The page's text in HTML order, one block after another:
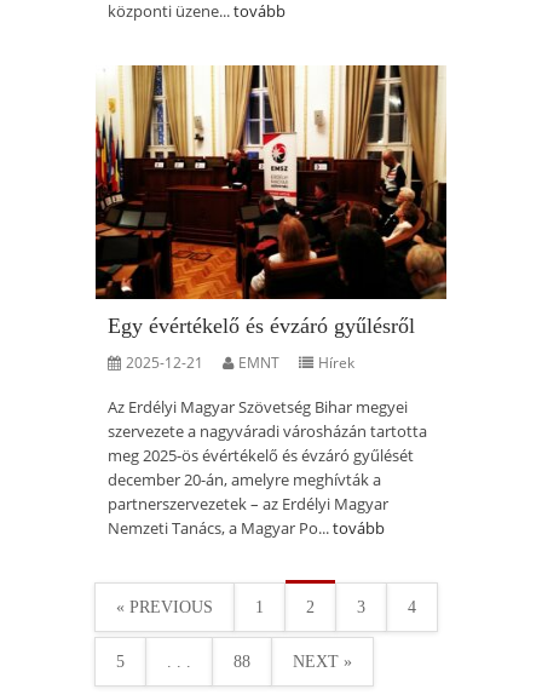
központi üzene...tovább
Egy évértékelő és évzáró gyűlésről
2025-12-21 EMNT Hírek
Az Erdélyi Magyar Szövetség Bihar megyei
szervezete a nagyváradi városházán tartotta
meg 2025-ös évértékelő és évzáró gyűlését
december 20-án, amelyre meghívták a
partnerszervezetek – az Erdélyi Magyar
Nemzeti Tanács, a Magyar Po...tovább
« PREVIOUS 1 2 3 4
5 . . . 88 NEXT »